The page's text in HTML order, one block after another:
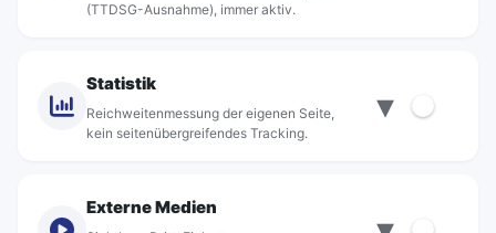
Standorte
(TTDSG-Ausnahme), immer aktiv.
Statistik
Reichweitenmessung der eigenen Seite,
kein seitenübergreifendes Tracking.
▾
Externe Medien